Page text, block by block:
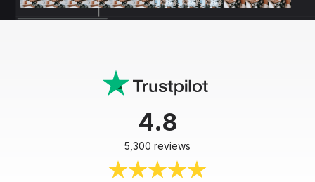
4.8
5,300 reviews